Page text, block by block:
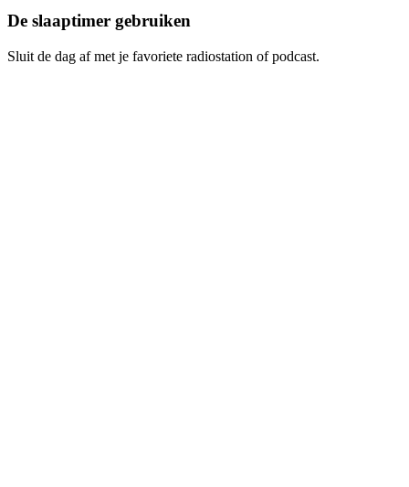
De slaaptimer gebruiken
Sluit de dag af met je favoriete radiostation of podcast.